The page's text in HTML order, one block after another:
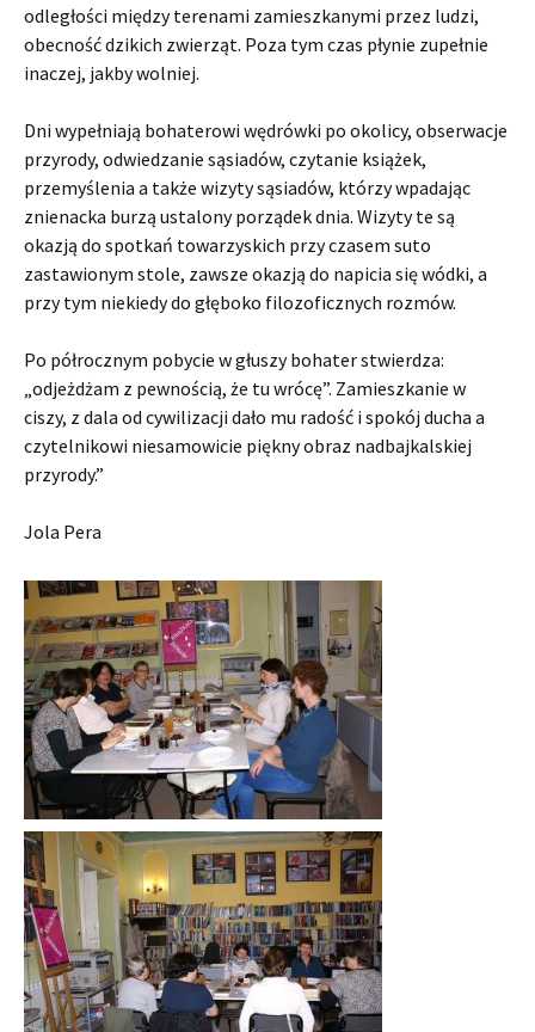
odległości między terenami zamieszkanymi przez ludzi,
obecność dzikich zwierząt. Poza tym czas płynie zupełnie
inaczej, jakby wolniej.
Dni wypełniają bohaterowi wędrówki po okolicy, obserwacje
przyrody, odwiedzanie sąsiadów, czytanie książek,
przemyślenia a także wizyty sąsiadów, którzy wpadając
znienacka burzą ustalony porządek dnia. Wizyty te są
okazją do spotkań towarzyskich przy czasem suto
zastawionym stole, zawsze okazją do napicia się wódki, a
przy tym niekiedy do głęboko filozoficznych rozmów.
Po półrocznym pobycie w głuszy bohater stwierdza:
„odjeżdżam z pewnością, że tu wrócę”. Zamieszkanie w
ciszy, z dala od cywilizacji dało mu radość i spokój ducha a
czytelnikowi niesamowicie piękny obraz nadbajkalskiej
przyrody.”
Jola Pera